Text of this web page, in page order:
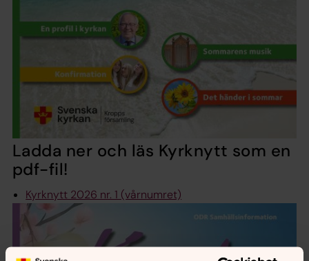
Ladda ner och läs Kyrknytt som en
pdf-fil!
Kyrknytt 2026 nr. 1 (vårnumret)